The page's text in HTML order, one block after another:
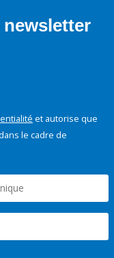
et autorise que
le cadre de